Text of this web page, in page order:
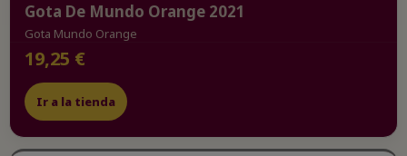
Gota De Mundo Orange 2021
Gota Mundo Orange
19,25 €
Ir a la tienda